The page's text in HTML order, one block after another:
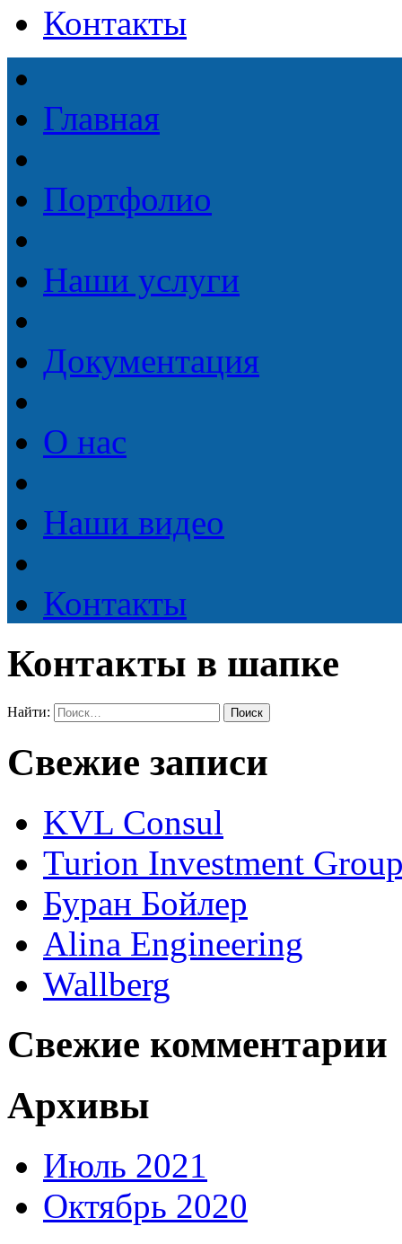
Контакты
Главная
Портфолио
Наши услуги
Документация
О нас
Наши видео
Контакты
Контакты в шапке
Найти:
Свежие записи
KVL Consul
Turion Investment
Буран Бойлер
Alina Engineering
Wallberg
Свежие комментарии
Архивы
Июль 2021
Октябрь 2020